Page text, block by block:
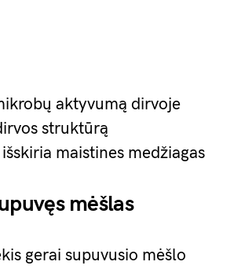
aktyvumą dirvoje
struktūrą
maistines medžiagas
mėšlas
gerai supuvusio mėšlo